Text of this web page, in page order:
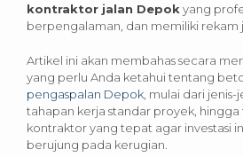
kontraktor jalan Depok yang
berpengalaman, dan memiliki rekam
Artikel ini akan membahas secara
yang perlu Anda ketahui tentang
pengaspalan Depok , mulai dari jenis-
tahapan kerja standar proyek,
kontraktor yang tepat agar investasi
berujung pada kerugian.